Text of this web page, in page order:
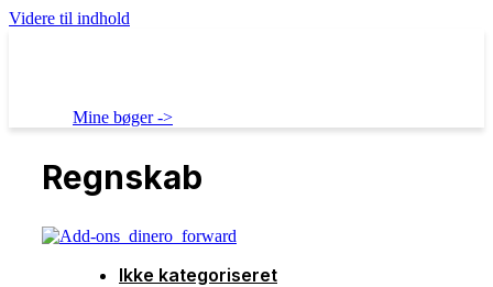
Videre til indhold
Mine bøger ->
Regnskab
Ikke kategoriseret